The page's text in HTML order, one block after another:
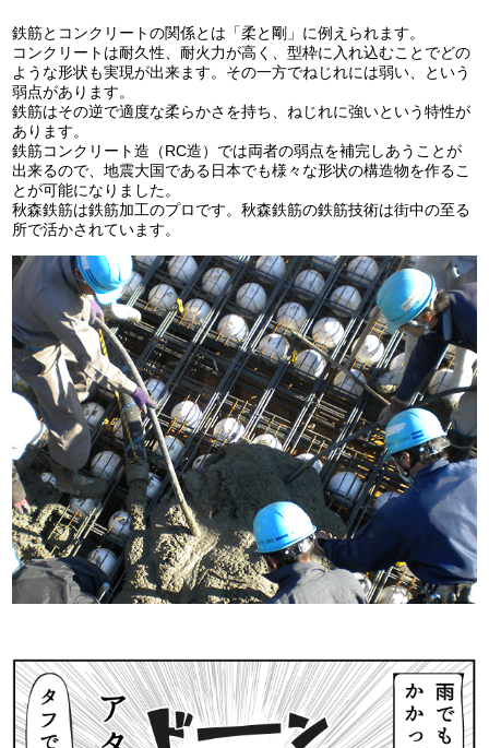
鉄筋とコンクリートの関係とは「柔と剛」に例えられます。
コンクリートは耐久性、耐火力が高く、型枠に入れ込むことでどの
ような形状も実現が出来ます。その一方でねじれには弱い、という
弱点があります。
鉄筋はその逆で適度な柔らかさを持ち、ねじれに強いという特性が
あります。
鉄筋コンクリート造（RC造）では両者の弱点を補完しあうことが
出来るので、地震大国である日本でも様々な形状の構造物を作るこ
とが可能になりました。
秋森鉄筋は鉄筋加工のプロです。秋森鉄筋の鉄筋技術は街中の至る
所で活かされています。